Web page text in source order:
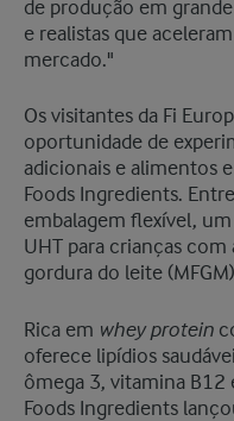
de produção em
e realistas que
mercado."
Os visitantes da Fi
oportunidade de
adicionais e alimentos
Foods Ingredients.
embalagem flexível,
UHT para crianças
gordura do leite
Rica em whey protein
oferece lipídios
ômega 3, vitamina B12
Foods Ingredients